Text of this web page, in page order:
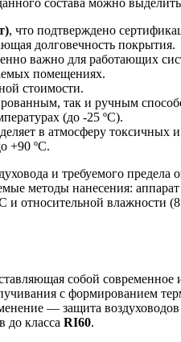
, что подтверждено
долговечность покрытия.
важно для работающих
помещениях.
стоимости.
так и ручным
(до -25 ºС).
в атмосферу
+90 ºС.
и требуемого предела
методы нанесения:
влажности (85
собой современное
с формированием
— защита
до класса RI60.